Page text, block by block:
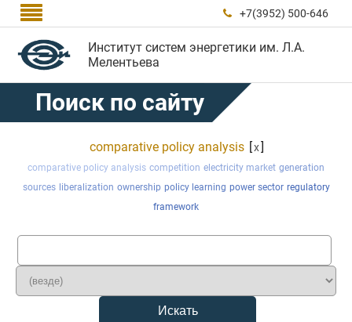
  +7(3952) 500-646
Институт систем энергетики им. Л.А.
Мелентьева
Поиск по сайту
comparative policy analysis [x]
comparative policy analysis competition electricity market generation
sources
liberalization ownership policy learning power sector regulatory
framework